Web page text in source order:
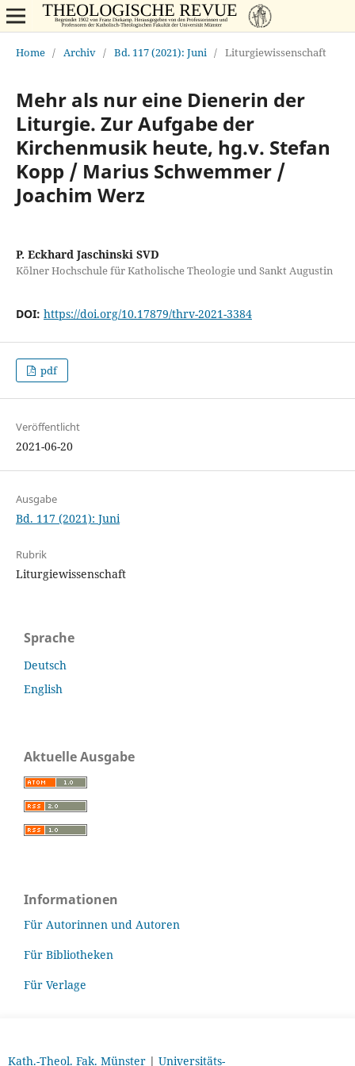
Home / Archiv / Bd. 117 (2021): Juni / Liturgiewissenschaft
Mehr als nur eine Dienerin der
Liturgie. Zur Aufgabe der
Kirchenmusik heute, hg.v. Stefan
Kopp / Marius Schwemmer /
Joachim Werz
P. Eckhard Jaschinski SVD
Kölner Hochschule für Katholische Theologie und Sankt Augustin
DOI: https://doi.org/10.17879/thrv-2021-3384
pdf
Veröffentlicht
2021-06-20
Ausgabe
Bd. 117 (2021): Juni
Rubrik
Liturgiewissenschaft
Sprache
Deutsch
English
Aktuelle Ausgabe
Informationen
Für Autorinnen und Autoren
Für Bibliotheken
Für Verlage
Kath.-Theol. Fak. Münster| Universitäts-